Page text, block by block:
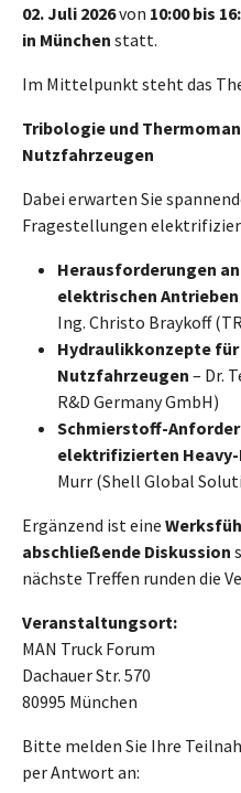
02. Juli 2026von 10:00 bis
in München statt.
Im Mittelpunkt steht das
Tribologie und
Nutzfahrzeugen
Dabei erwarten Sie
Fragestellungen
Herausforderungen
elektrischen
Ing. Christo Braykoff
Hydraulikkonzepte
Nutzfahrzeugen – Dr.
R&D Germany GmbH)
Schmierstoff-
elektrifizierten
Murr (Shell Global
Ergänzend ist eine
abschließende Diskussion
nächste Treffen runden die
Veranstaltungsort:
MAN Truck Forum
Dachauer Str. 570
80995 München
Bitte melden Sie Ihre
per Antwort an: